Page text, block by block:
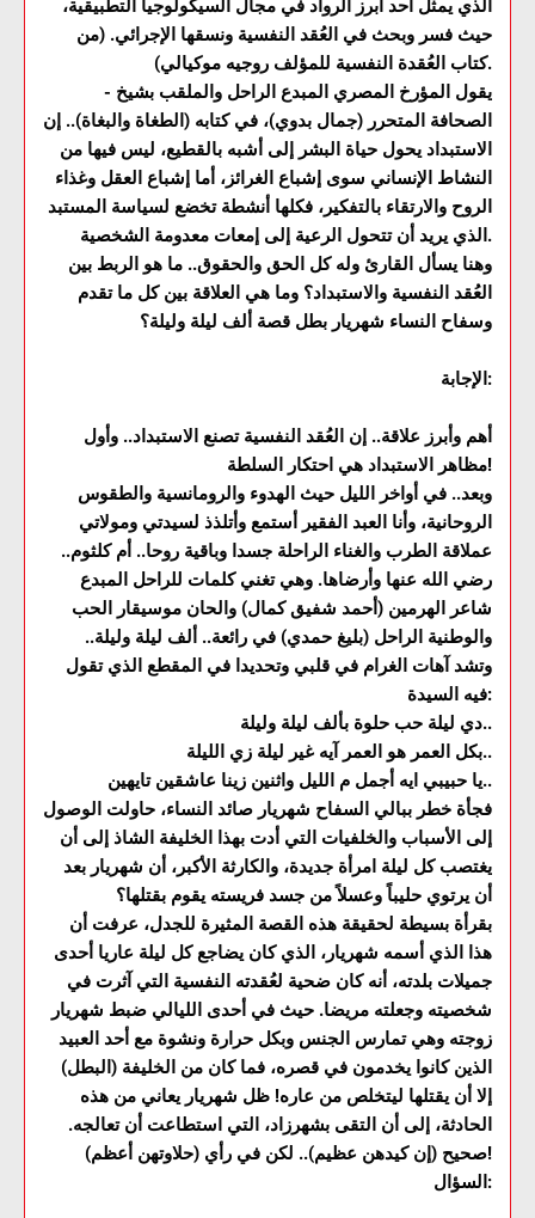
الذي يمثل أحد أبرز الرواد في مجال السيكولوجيا التطبيقية،
حيث فسر وبحث في العُقد النفسية ونسقها الإجرائي. (من
كتاب العُقدة النفسية للمؤلف روجيه موكيالي).
- يقول المؤرخ المصري المبدع الراحل والملقب بشيخ
الصحافة المتحرر (جمال بدوي)، في كتابه (الطغاة والبغاة).. إن
الاستبداد يحول حياة البشر إلى أشبه بالقطيع، ليس فيها من
النشاط الإنساني سوى إشباع الغرائز، أما إشباع العقل وغذاء
الروح والارتقاء بالتفكير، فكلها أنشطة تخضع لسياسة المستبد
الذي يريد أن تتحول الرعية إلى إمعات معدومة الشخصية.
وهنا يسأل القارئ وله كل الحق والحقوق.. ما هو الربط بين
العُقد النفسية والاستبداد؟ وما هي العلاقة بين كل ما تقدم
وسفاح النساء شهريار بطل قصة ألف ليلة وليلة؟
الإجابة:
أهم وأبرز علاقة.. إن العُقد النفسية تصنع الاستبداد.. وأول
مظاهر الاستبداد هي احتكار السلطة!
وبعد.. في أواخر الليل حيث الهدوء والرومانسية والطقوس
الروحانية، وأنا العبد الفقير أستمع وأتلذذ لسيدتي ومولاتي
عملاقة الطرب والغناء الراحلة جسدا وباقية روحا.. أم كلثوم..
رضي الله عنها وأرضاها. وهي تغني كلمات للراحل المبدع
شاعر الهرمين (أحمد شفيق كمال) والحان موسيقار الحب
والوطنية الراحل (بليغ حمدي) في رائعة.. ألف ليلة وليلة..
وتشد آهات الغرام في قلبي وتحديدا في المقطع الذي تقول
فيه السيدة:
دي ليلة حب حلوة بألف ليلة وليلة..
بكل العمر هو العمر آيه غير ليلة زي الليلة..
يا حبيبي ايه أجمل م الليل واثنين زينا عاشقين تايهين..
فجأة خطر ببالي السفاح شهريار صائد النساء، حاولت الوصول
إلى الأسباب والخلفيات التي أدت بهذا الخليفة الشاذ إلى أن
يغتصب كل ليلة امرأة جديدة، والكارثة الأكبر، أن شهريار بعد
أن يرتوي حليباً وعسلاً من جسد فريسته يقوم بقتلها؟
بقرأة بسيطة لحقيقة هذه القصة المثيرة للجدل، عرفت أن
هذا الذي أسمه شهريار، الذي كان يضاجع كل ليلة عاريا أحدى
جميلات بلدته، أنه كان ضحية لعُقدته النفسية التي آثرت في
شخصيته وجعلته مريضا. حيث في أحدى الليالي ضبط شهريار
زوجته وهي تمارس الجنس وبكل حرارة ونشوة مع أحد العبيد
الذين كانوا يخدمون في قصره، فما كان من الخليفة (البطل)
إلا أن يقتلها ليتخلص من عاره! ظل شهريار يعاني من هذه
الحادثة، إلى أن التقى بشهرزاد، التي استطاعت أن تعالجه.
صحيح (إن كيدهن عظيم).. لكن في رأي (حلاوتهن أعظم)!
السؤال: